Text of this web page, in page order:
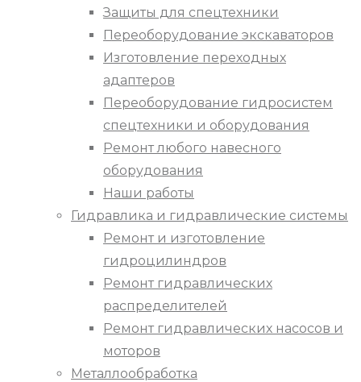
Защиты для спецтехники
Переоборудование экскаваторов
Изготовление переходных
адаптеров
Переоборудование гидросистем
спецтехники и оборудования
Ремонт любого навесного
оборудования
Наши работы
Гидравлика и гидравлические системы
Ремонт и изготовление
гидроцилиндров
Ремонт гидравлических
распределителей
Ремонт гидравлических насосов и
моторов
Металлообработка